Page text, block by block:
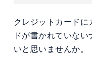
クレジットカード
ドが書かれていな
いと思いませんか。